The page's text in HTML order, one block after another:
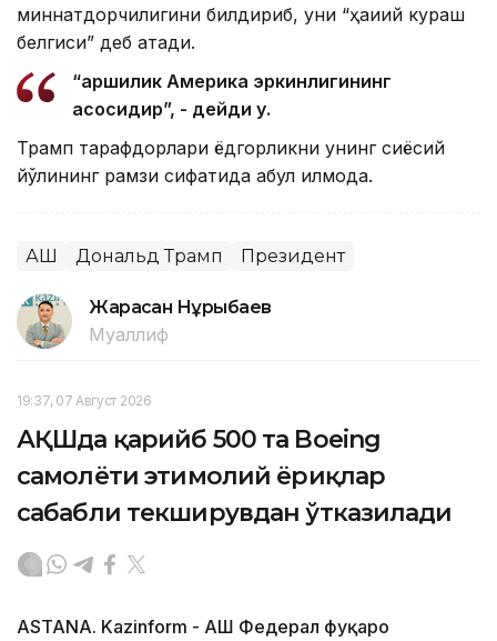
миннатдорчилигини билдириб, уни “ҳақиқий кураш
белгиси” деб атади.
“Қаршилик Америка эркинлигининг
асосидир”, - дейди у.
Трамп тарафдорлари ёдгорликни унинг сиёсий
йўлининг рамзи сифатида қабул қилмоқда.
АҚШ Дональд Трамп Президент
Жарасқан Нұрыбаев
Муаллиф
19:37, 07 Август 2026
АҚШда қарийб 500 та Boeing
самолёти эҳтимолий ёриқлар
сабабли текширувдан ўтказилади
ASTANA. Kazinform - АҚШ Федерал фуқаро